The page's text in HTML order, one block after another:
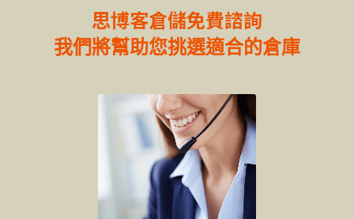
思博客倉儲免費諮詢
我們將幫助您挑選適合的倉庫